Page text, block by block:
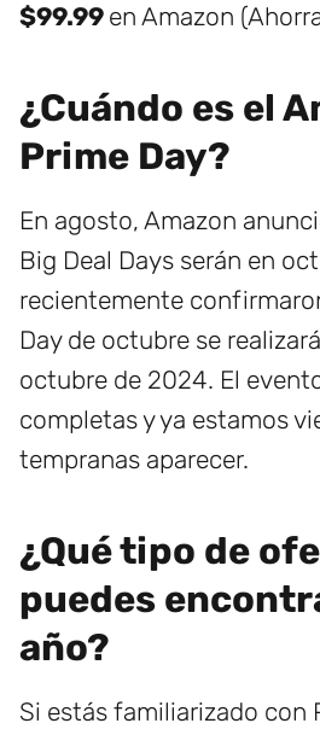
$99.99 en Amazon
¿Cuándo es el
Prime Day?
En agosto, Amazon
Big Deal Days serán en
recientemente
Day de octubre se
octubre de 2024. El
completas y ya estamos
tempranas aparecer.
¿Qué tipo de
puedes
año?
Si estás familiarizado con